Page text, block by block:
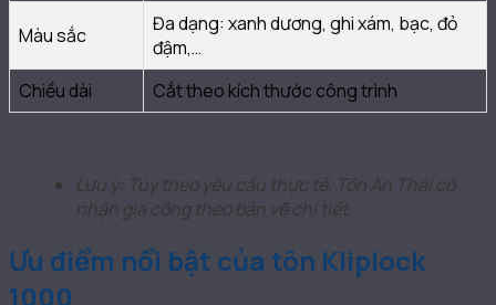
Màu sắc
Đa dạng: xanh dương, ghi xám, bạc, đỏ
đậm,…
Chiều dài
Cắt theo kích thước công trình
Lưu ý: Tùy theo yêu cầu thực tế, Tôn An Thái có
nhận gia công theo bản vẽ chi tiết.
Ưu điểm nổi bật của tôn Kliplock
1000